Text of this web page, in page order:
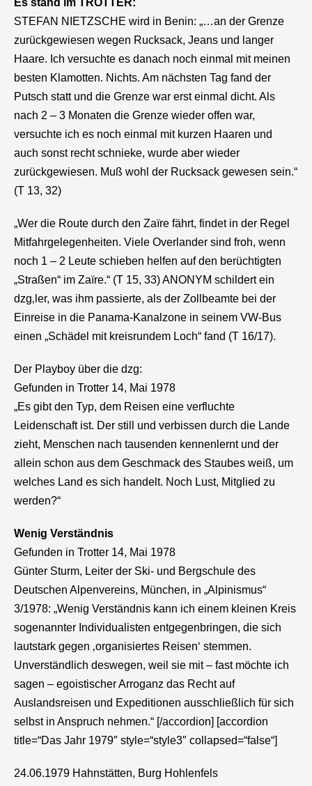
Es stand im TROTTER:
STEFAN NIETZSCHE wird in Benin: „…an der Grenze
zurückgewiesen wegen Rucksack, Jeans und langer
Haare. Ich versuchte es danach noch einmal mit meinen
besten Klamotten. Nichts. Am nächsten Tag fand der
Putsch statt und die Grenze war erst einmal dicht. Als
nach 2 – 3 Monaten die Grenze wieder offen war,
versuchte ich es noch einmal mit kurzen Haaren und
auch sonst recht schnieke, wurde aber wieder
zurückgewiesen. Muß wohl der Rucksack gewesen sein.“
(T 13, 32)
„Wer die Route durch den Zaïre fährt, findet in der Regel
Mitfahrgelegenheiten. Viele Overlander sind froh, wenn
noch 1 – 2 Leute schieben helfen auf den berüchtigten
„Straßen“ im Zaïre.“ (T 15, 33) ANONYM schildert ein
dzg‚ler, was ihm passierte, als der Zollbeamte bei der
Einreise in die Panama-Kanalzone in seinem VW-Bus
einen „Schädel mit kreisrundem Loch“ fand (T 16/17).
Der Playboy über die dzg:
Gefunden in Trotter 14, Mai 1978
„Es gibt den Typ, dem Reisen eine verfluchte
Leidenschaft ist. Der still und verbissen durch die Lande
zieht, Menschen nach tausenden kennenlernt und der
allein schon aus dem Geschmack des Staubes weiß, um
welches Land es sich handelt. Noch Lust, Mitglied zu
werden?“
Wenig Verständnis
Gefunden in Trotter 14, Mai 1978
Günter Sturm, Leiter der Ski- und Bergschule des
Deutschen Alpenvereins, München, in „Alpinismus“
3/1978: „Wenig Verständnis kann ich einem kleinen Kreis
sogenannter Individualisten entgegenbringen, die sich
lautstark gegen ‚organisiertes Reisen‘ stemmen.
Unverständlich deswegen, weil sie mit – fast möchte ich
sagen – egoistischer Arroganz das Recht auf
Auslandsreisen und Expeditionen ausschließlich für sich
selbst in Anspruch nehmen.“ [/accordion] [accordion
title=“Das Jahr 1979″ style=“style3″ collapsed=“false“]
24.06.1979 Hahnstätten, Burg Hohlenfels